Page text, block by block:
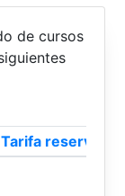
de cursos
Tarifa reserva